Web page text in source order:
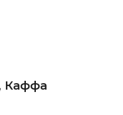
Каффа